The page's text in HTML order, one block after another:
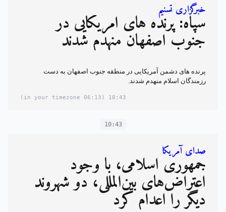
خبرگزاری تسنیم
سپاه: پرنده های آمریکایی در
جنوب اصفهان منهدم شدند
پرنده های دشمن آمریکایی در منطقه جنوب اصفهان به دست
رزمندگان اسلام منهدم شدند.
10:43
(06:13 in your timezone)
10:43
صدای آمریکا
جمهوری اسلامی، با وجود
اعتراض‌های بین‌المللی، دو شهروند
دیگر را اعدام کرد